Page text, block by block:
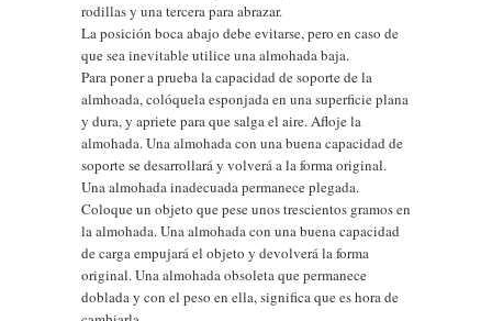
rodillas y una tercera para abrazar.
La posición boca abajo debe evitarse, pero en caso de
que sea inevitable utilice una almohada baja.
Para poner a prueba la capacidad de soporte de la
almhoada, colóquela esponjada en una superficie plana
y dura, y apriete para que salga el aire. Afloje la
almohada. Una almohada con una buena capacidad de
soporte se desarrollará y volverá a la forma original.
Una almohada inadecuada permanece plegada.
Coloque un objeto que pese unos trescientos gramos en
la almohada. Una almohada con una buena capacidad
de carga empujará el objeto y devolverá la forma
original. Una almohada obsoleta que permanece
doblada y con el peso en ella, significa que es hora de